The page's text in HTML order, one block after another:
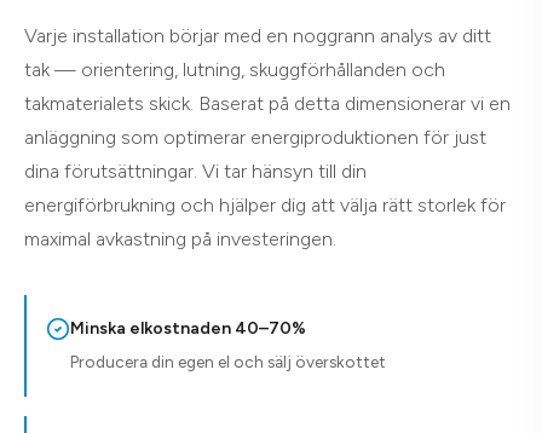
Varje installation börjar med en noggrann analys av ditt
tak — orientering, lutning, skuggförhållanden och
takmaterialets skick. Baserat på detta dimensionerar vi en
anläggning som optimerar energiproduktionen för just
dina förutsättningar. Vi tar hänsyn till din
energiförbrukning och hjälper dig att välja rätt storlek för
maximal avkastning på investeringen.
Minska elkostnaden 40–70%
Producera din egen el och sälj överskottet